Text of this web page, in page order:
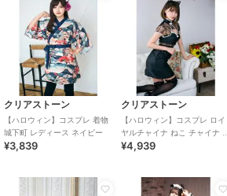
クリアストーン
【ハロウィン】コスプレ 着物
城下町 レディース ネイビー
¥3,839
クリアストーン
【ハロウィン】コスプレ ロイ
ヤルチャイナ ねこ チャイナ ビ
ター レディース ブラック
¥4,939